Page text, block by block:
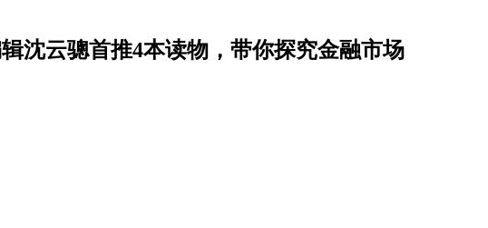
沈云骢首推4本读物，带你探究金融市场